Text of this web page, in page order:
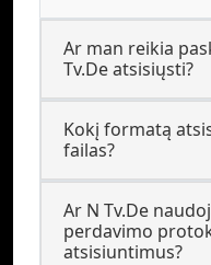
Ar man reikia
Tv.De atsisiųsti?
Kokį formatą
failas?
Ar N Tv.De
perdavimo
atsisiuntimus?